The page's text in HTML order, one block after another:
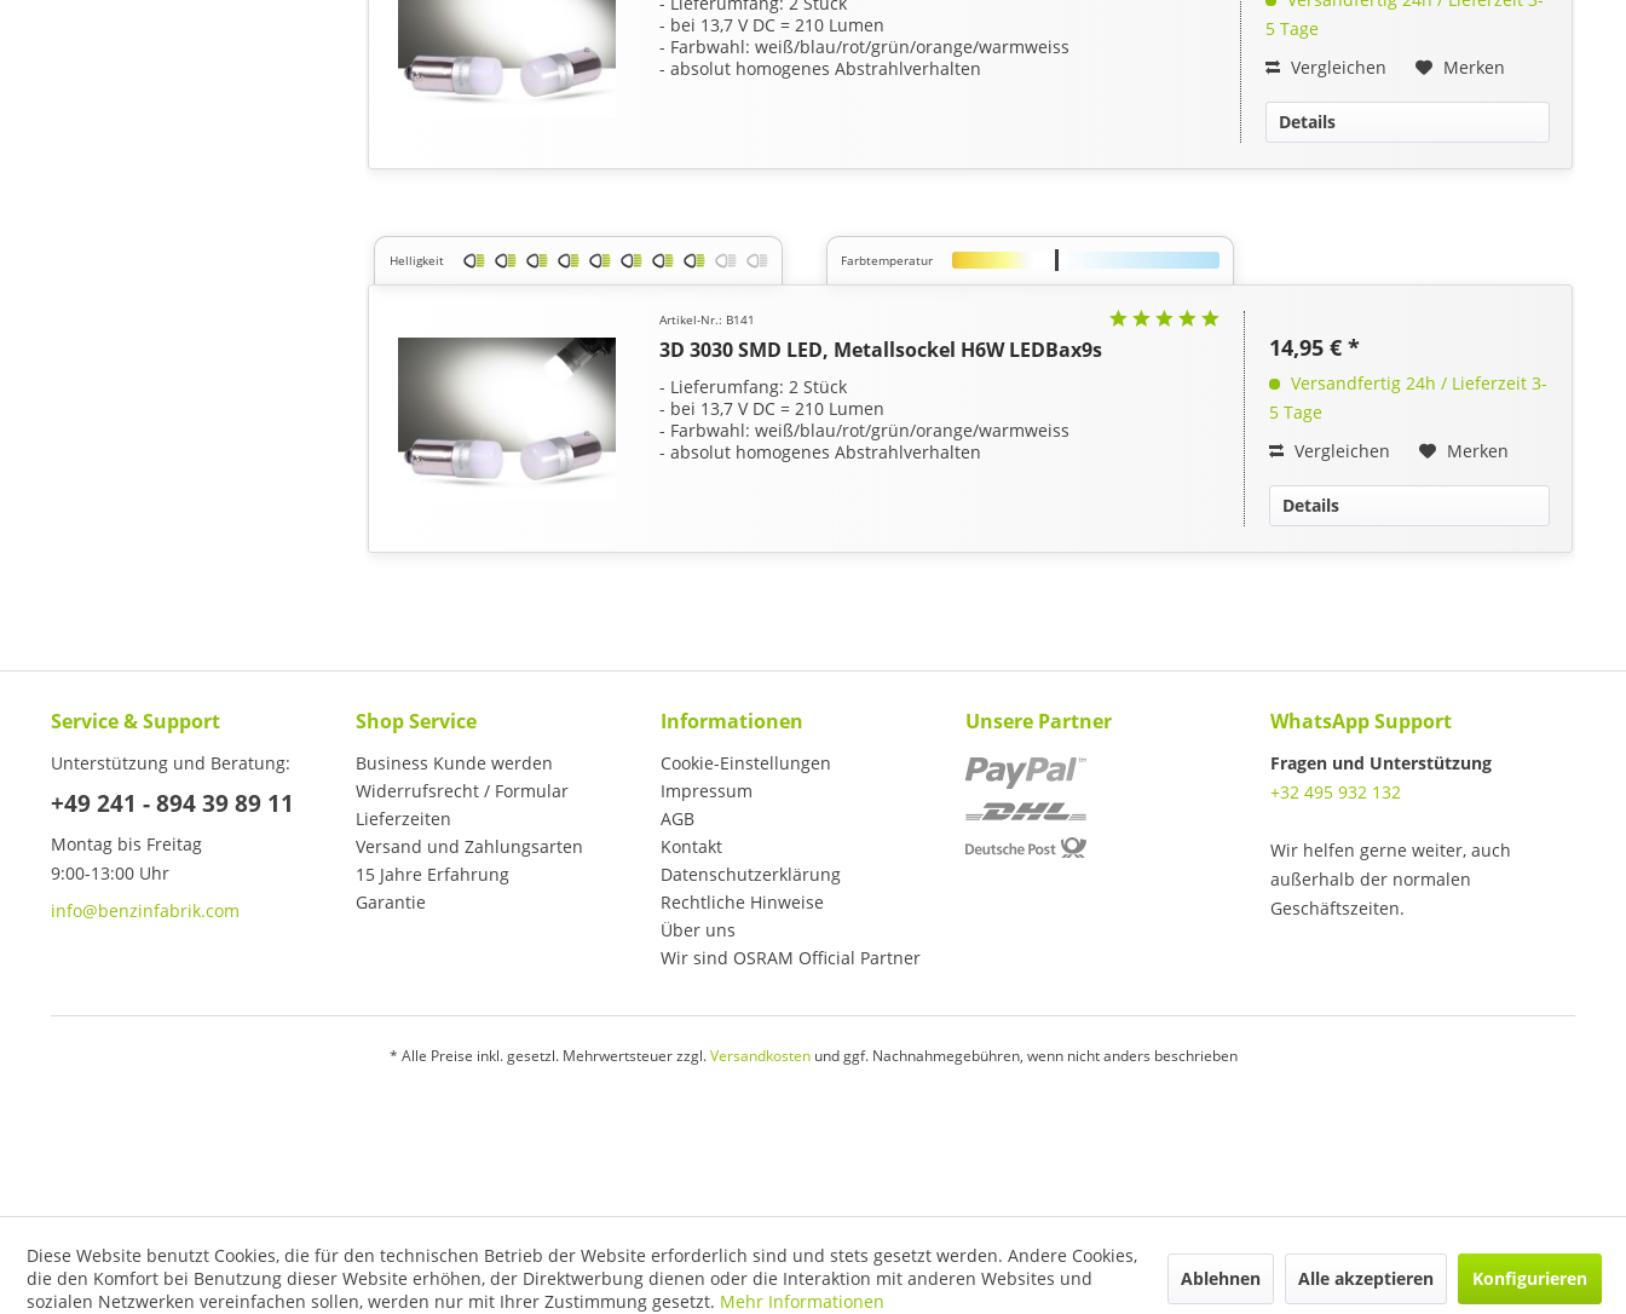
- bei 13,7 V DC = 210 Lumen
- Farbwahl: weiß/blau/rot/grün/orange/warmweiss
- absolut homogenes Abstrahlverhalten
5 Tage
Vergleichen
Merken
Details
Helligkeit Farbtemperatur
Artikel-Nr.: B141
3D 3030 SMD LED, Metallsockel H6W LEDBax9s
- Lieferumfang: 2 Stück
- bei 13,7 V DC = 210 Lumen
- Farbwahl: weiß/blau/rot/grün/orange/warmweiss
- absolut homogenes Abstrahlverhalten
14,95 € *
Versandfertig 24h / Lieferzeit 3-
5 Tage
Vergleichen
Merken
Details
Service & Support
Unterstützung und Beratung:
+49 241 - 894 39 89 11
Montag bis Freitag
9:00-13:00 Uhr
info@benzinfabrik.com
Shop Service
Business Kunde werden
Widerrufsrecht / Formular
Lieferzeiten
Versand und Zahlungsarten
15 Jahre Erfahrung
Garantie
Informationen
Cookie-Einstellungen
Impressum
AGB
Kontakt
Datenschutzerklärung
Rechtliche Hinweise
Über uns
Wir sind OSRAM Official Partner
Unsere Partner WhatsApp Support
Fragen und Unterstützung
+32 495 932 132
Wir helfen gerne weiter, auch
außerhalb der normalen
Geschäftszeiten.
* Alle Preise inkl. gesetzl. Mehrwertsteuer zzgl.Versandkostenund ggf. Nachnahmegebühren, wenn nicht anders beschrieben
Diese Website benutzt Cookies, die für den technischen Betrieb der Website erforderlich sind und stets gesetzt werden. Andere Cookies,
die den Komfort bei Benutzung dieser Website erhöhen, der Direktwerbung dienen oder die Interaktion mit anderen Websites und
sozialen Netzwerken vereinfachen sollen, werden nur mit Ihrer Zustimmung gesetzt. Mehr Informationen
Ablehnen Alle akzeptieren Konfigurieren